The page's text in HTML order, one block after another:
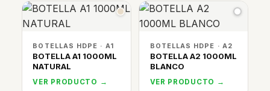
BOTELLAS HDPE · A1
BOTELLA A1 1000ML
NATURAL
VER PRODUCTO →
BOTELLAS HDPE · A2
BOTELLA A2 1000ML
BLANCO
VER PRODUCTO →